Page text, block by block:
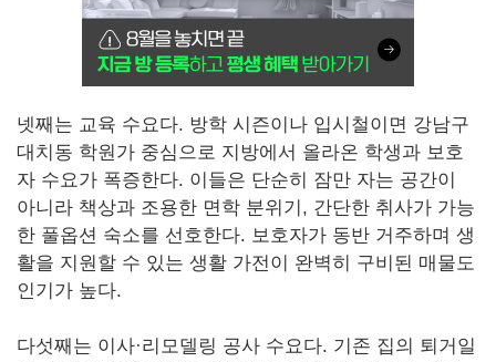
넷째는 교육 수요다. 방학 시즌이나 입시철이면 강남구
대치동 학원가 중심으로 지방에서 올라온 학생과 보호
자 수요가 폭증한다. 이들은 단순히 잠만 자는 공간이
아니라 책상과 조용한 면학 분위기, 간단한 취사가 가능
한 풀옵션 숙소를 선호한다. 보호자가 동반 거주하며 생
활을 지원할 수 있는 생활 가전이 완벽히 구비된 매물도
인기가 높다.
다섯째는 이사·리모델링 공사 수요다. 기존 집의 퇴거일